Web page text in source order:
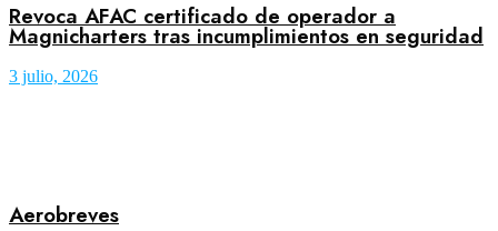
Revoca AFAC certificado de operador a
Magnicharters tras incumplimientos en seguridad
3 julio, 2026
Aerobreves